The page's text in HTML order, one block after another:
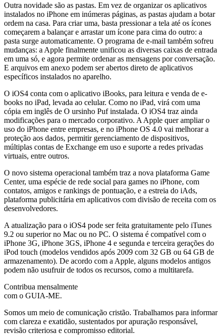
Outra novidade são as pastas. Em vez de organizar os aplicativos
instalados no iPhone em inúmeras páginas, as pastas ajudam a botar
ordem na casa. Para criar uma, basta pressionar a tela até os ícones
começarem a balançar e arrastar um ícone para cima do outro: a
pasta surge automaticamente. O programa de e-mail também sofreu
mudanças: a Apple finalmente unificou as diversas caixas de entrada
em uma só, e agora permite ordenar as mensagens por conversação.
E arquivos em anexo podem ser abertos direto de aplicativos
específicos instalados no aparelho.
O iOS4 conta com o aplicativo iBooks, para leitura e venda de e-
books no iPad, levada ao celular. Como no iPad, virá com uma
cópia em inglês de O ursinho Puf instalada. O iOS4 traz ainda
modificações para o mercado corporativo. A Apple quer ampliar o
uso do iPhone entre empresas, e no iPhone OS 4.0 vai melhorar a
proteção aos dados, permitir gerenciamento de dispositivos,
múltiplas contas de Exchange em uso e suporte a redes privadas
virtuais, entre outros.
O novo sistema operacional também traz a nova plataforma Game
Center, uma espécie de rede social para games no iPhone, com
contatos, amigos e rankings de pontuação, e a estreia do iAds,
plataforma publicitária em aplicativos com divisão de receita com os
desenvolvedores.
A atualização para o iOS4 pode ser feita gratuitamente pelo iTunes
9.2 ou superior no Mac ou no PC. O sistema é compatível com o
iPhone 3G, iPhone 3GS, iPhone 4 e segunda e terceira gerações do
iPod touch (modelos vendidos após 2009 com 32 GB ou 64 GB de
armazenamento). De acordo com a Apple, alguns modelos antigos
podem não usufruir de todos os recursos, como a multitarefa.
Contribua mensalmente
com o GUIA-ME.
Somos um meio de comunicação cristão. Trabalhamos para informar
com clareza e exatidão, sustentados por apuração responsável,
revisão criteriosa e compromisso editorial.